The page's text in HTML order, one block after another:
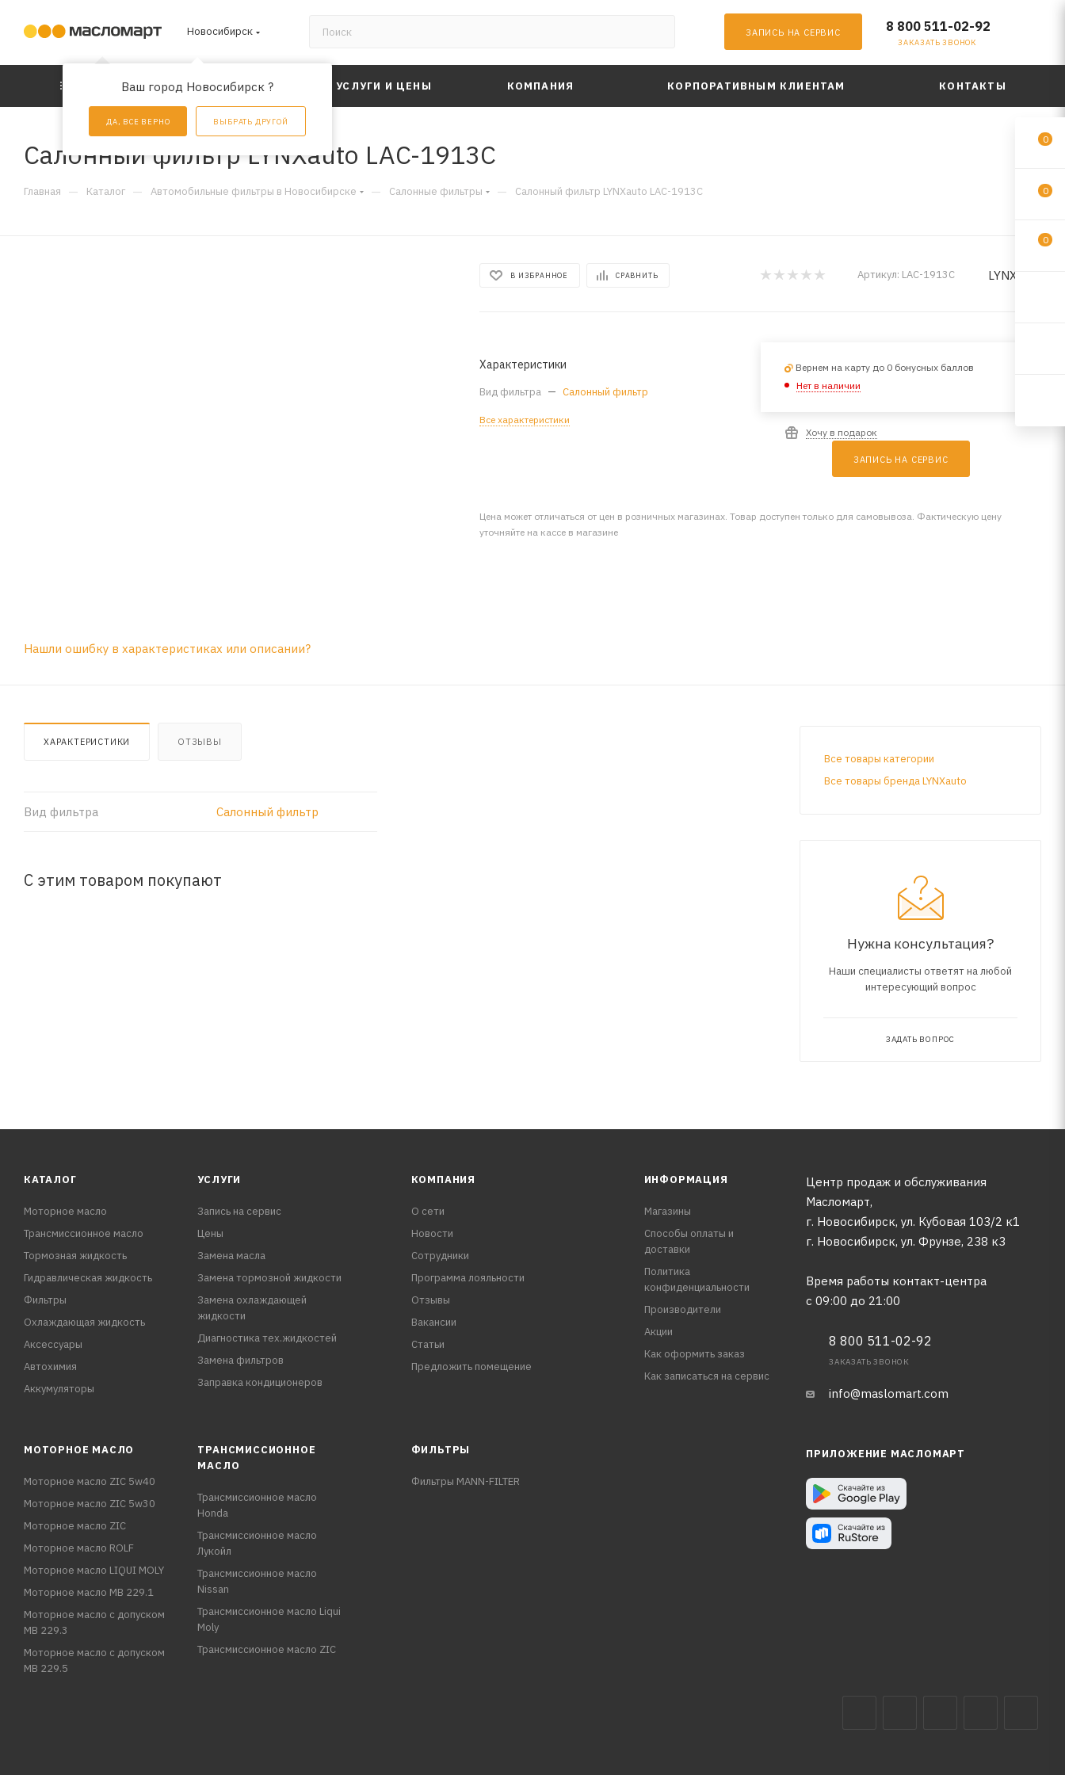
Новосибирск
Ваш город Новосибирск ?
ДА, ВСЕ ВЕРНО ВЫБРАТЬ ДРУГОЙ
ЗАПИСЬ НА СЕРВИС 8 800 511-02-92
ЗАКАЗАТЬ ЗВОНОК
КАТАЛОГ АКЦИИ УСЛУГИ И ЦЕНЫ КОМПАНИЯ КОРПОРАТИВНЫМ КЛИЕНТАМ КОНТАКТЫ
Салонный фильтр LYNXauto LAC-1913C
Главная — Каталог — Автомобильные фильтры в Новосибирске — Салонные фильтры — Салонный фильтр LYNXauto LAC-1913C
В ИЗБРАННОЕ СРАВНИТЬ Артикул: LAC-1913C LYNXauto
Характеристики
Вид фильтра — Салонный фильтр
Все характеристики
Вернем на карту до 0 бонусных баллов
Нет в наличии
Хочу в подарок
ЗАПИСЬ НА СЕРВИС
Цена может отличаться от цен в розничных магазинах. Товар доступен только для самовывоза. Фактическую цену
уточняйте на кассе в магазине
Нашли ошибку в характеристиках или описании?
ХАРАКТЕРИСТИКИ ОТЗЫВЫ
Вид фильтра Салонный фильтр
С этим товаром покупают
Все товары категории
Все товары бренда LYNXauto
Нужна консультация?
Наши специалисты ответят на любой
интересующий вопрос
ЗАДАТЬ ВОПРОС
КАТАЛОГ
Моторное масло
Трансмиссионное масло
Тормозная жидкость
Гидравлическая жидкость
Фильтры
Охлаждающая жидкость
Аксессуары
Автохимия
Аккумуляторы
УСЛУГИ
Запись на сервис
Цены
Замена масла
Замена тормозной жидкости
Замена охлаждающей
жидкости
Диагностика тех.жидкостей
Замена фильтров
Заправка кондиционеров
КОМПАНИЯ
О сети
Новости
Сотрудники
Программа лояльности
Отзывы
Вакансии
Статьи
Предложить помещение
ИНФОРМАЦИЯ
Магазины
Способы оплаты и
доставки
Политика
конфиденциальности
Производители
Акции
Как оформить заказ
Как записаться на сервис
Центр продаж и обслуживания
Масломарт,
г. Новосибирск, ул. Кубовая 103/2 к1
г. Новосибирск, ​ул. Фрунзе, 238 к3
Время работы контакт-центра
с 09:00 до 21:00
8 800 511-02-92
ЗАКАЗАТЬ ЗВОНОК
info@maslomart.com
МОТОРНОЕ МАСЛО
Моторное масло ZIC 5w40
Моторное масло ZIC 5w30
Моторное масло ZIC
Моторное масло ROLF
Моторное масло LIQUI MOLY
Моторное масло MB 229.1
Моторное масло с допуском
MB 229.3
Моторное масло с допуском
MB 229.5
ТРАНСМИССИОННОЕ
МАСЛО
Трансмиссионное масло
Honda
Трансмиссионное масло
Лукойл
Трансмиссионное масло
Nissan
Трансмиссионное масло Liqui
Moly
Трансмиссионное масло ZIC
ФИЛЬТРЫ
Фильтры MANN-FILTER
ПРИЛОЖЕНИЕ МАСЛОМАРТ
0
0
0